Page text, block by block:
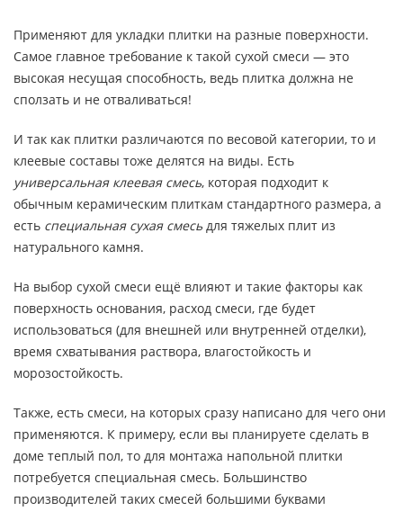
Применяют для укладки плитки на разные поверхности.
Самое главное требование к такой сухой смеси — это
высокая несущая способность, ведь плитка должна не
сползать и не отваливаться!
И так как плитки различаются по весовой категории, то и
клеевые составы тоже делятся на виды. Есть
универсальная клеевая смесь, которая подходит к
обычным керамическим плиткам стандартного размера, а
есть специальная сухая смесь для тяжелых плит из
натурального камня.
На выбор сухой смеси ещё влияют и такие факторы как
поверхность основания, расход смеси, где будет
использоваться (для внешней или внутренней отделки),
время схватывания раствора, влагостойкость и
морозостойкость.
Также, есть смеси, на которых сразу написано для чего они
применяются. К примеру, если вы планируете сделать в
доме теплый пол, то для монтажа напольной плитки
потребуется специальная смесь. Большинство
производителей таких смесей большими буквами